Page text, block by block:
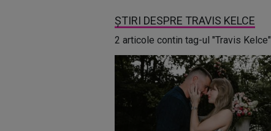
ȘTIRI DESPRE TRAVIS KELCE
2 articole contin tag-ul "Travis Kelce"